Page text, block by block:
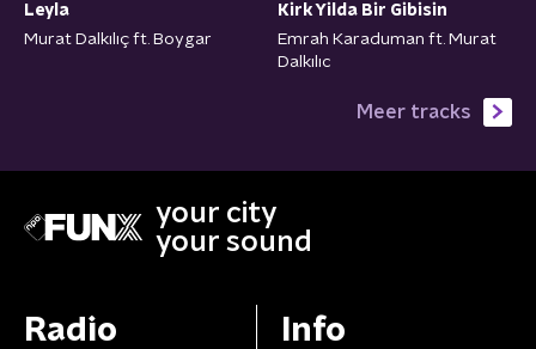
Leyla
Murat Dalkılıç ft. Boygar
Kirk Yilda Bir Gibisin
Emrah Karaduman ft. Murat
Dalkılıc
Meer tracks
your city
your sound
Radio Info